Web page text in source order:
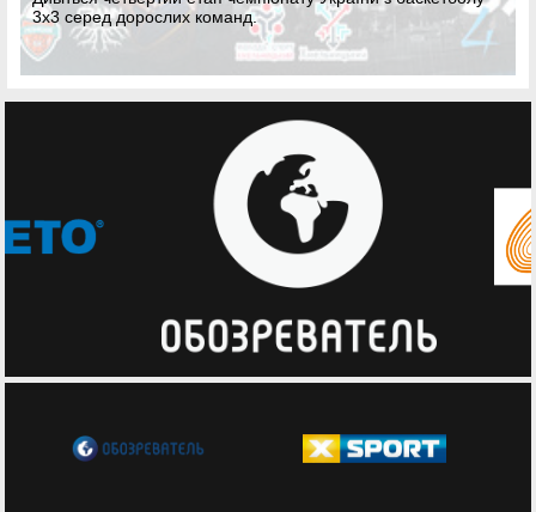
команд.
категоріях